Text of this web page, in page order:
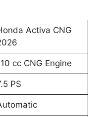
Activa CNG
cc CNG Engine
PS